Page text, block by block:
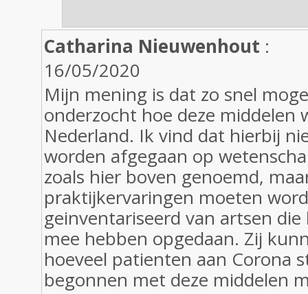
Catharina Nieuwenhout :
16/05/2020
Mijn mening is dat zo snel
onderzocht hoe deze middelen
Nederland. Ik vind dat hierbij
worden afgegaan op
zoals hier boven genoemd,
praktijkervaringen moeten
geinventariseerd van artsen
mee hebben opgedaan. Zij
hoeveel patienten aan Corona
begonnen met deze middelen